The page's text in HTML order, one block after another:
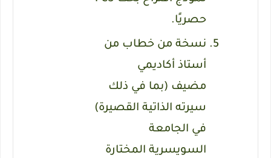
حصريًا.
نسخة من خطاب من
أستاذ أكاديمي
مضيف (بما في ذلك
سيرته الذاتية القصيرة)
في الجامعة
السويسرية المختارة